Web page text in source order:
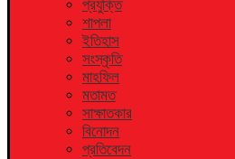
প্রযুক্তি
শাপলা
ইতিহাস
সংস্কৃতি
মাহফিল
মতামত
সাক্ষাতকার
বিনোদন
প্রতিবেদন